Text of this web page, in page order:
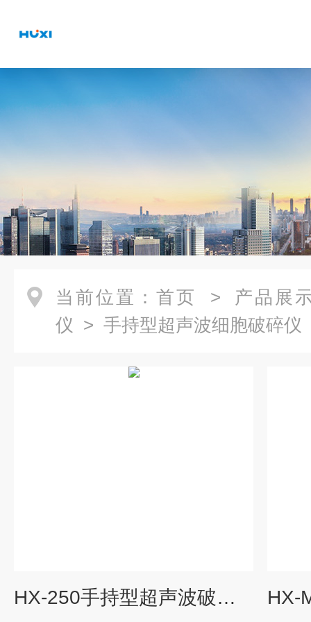
当前位置： 首页 > 产品展
仪 > 手持型超声波细胞破碎仪
HX-250手持型超声波破碎仪沪析